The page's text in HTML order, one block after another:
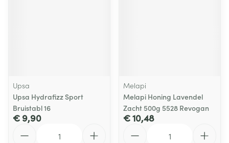
Upsa
Upsa Hydrafizz Sport
Bruistabl 16
€ 9,90
Melapi
Melapi Honing Lavendel
Zacht 500g 5528 Revogan
€ 10,48